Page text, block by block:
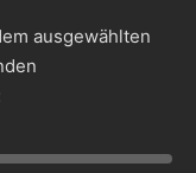
ausgewählten